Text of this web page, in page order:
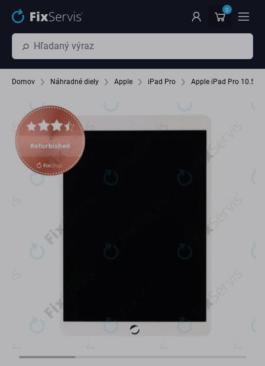
Preskočiť na hlavný obsah 0
Domov Náhradné diely Apple iPad Pro Apple iPad Pro 10.5